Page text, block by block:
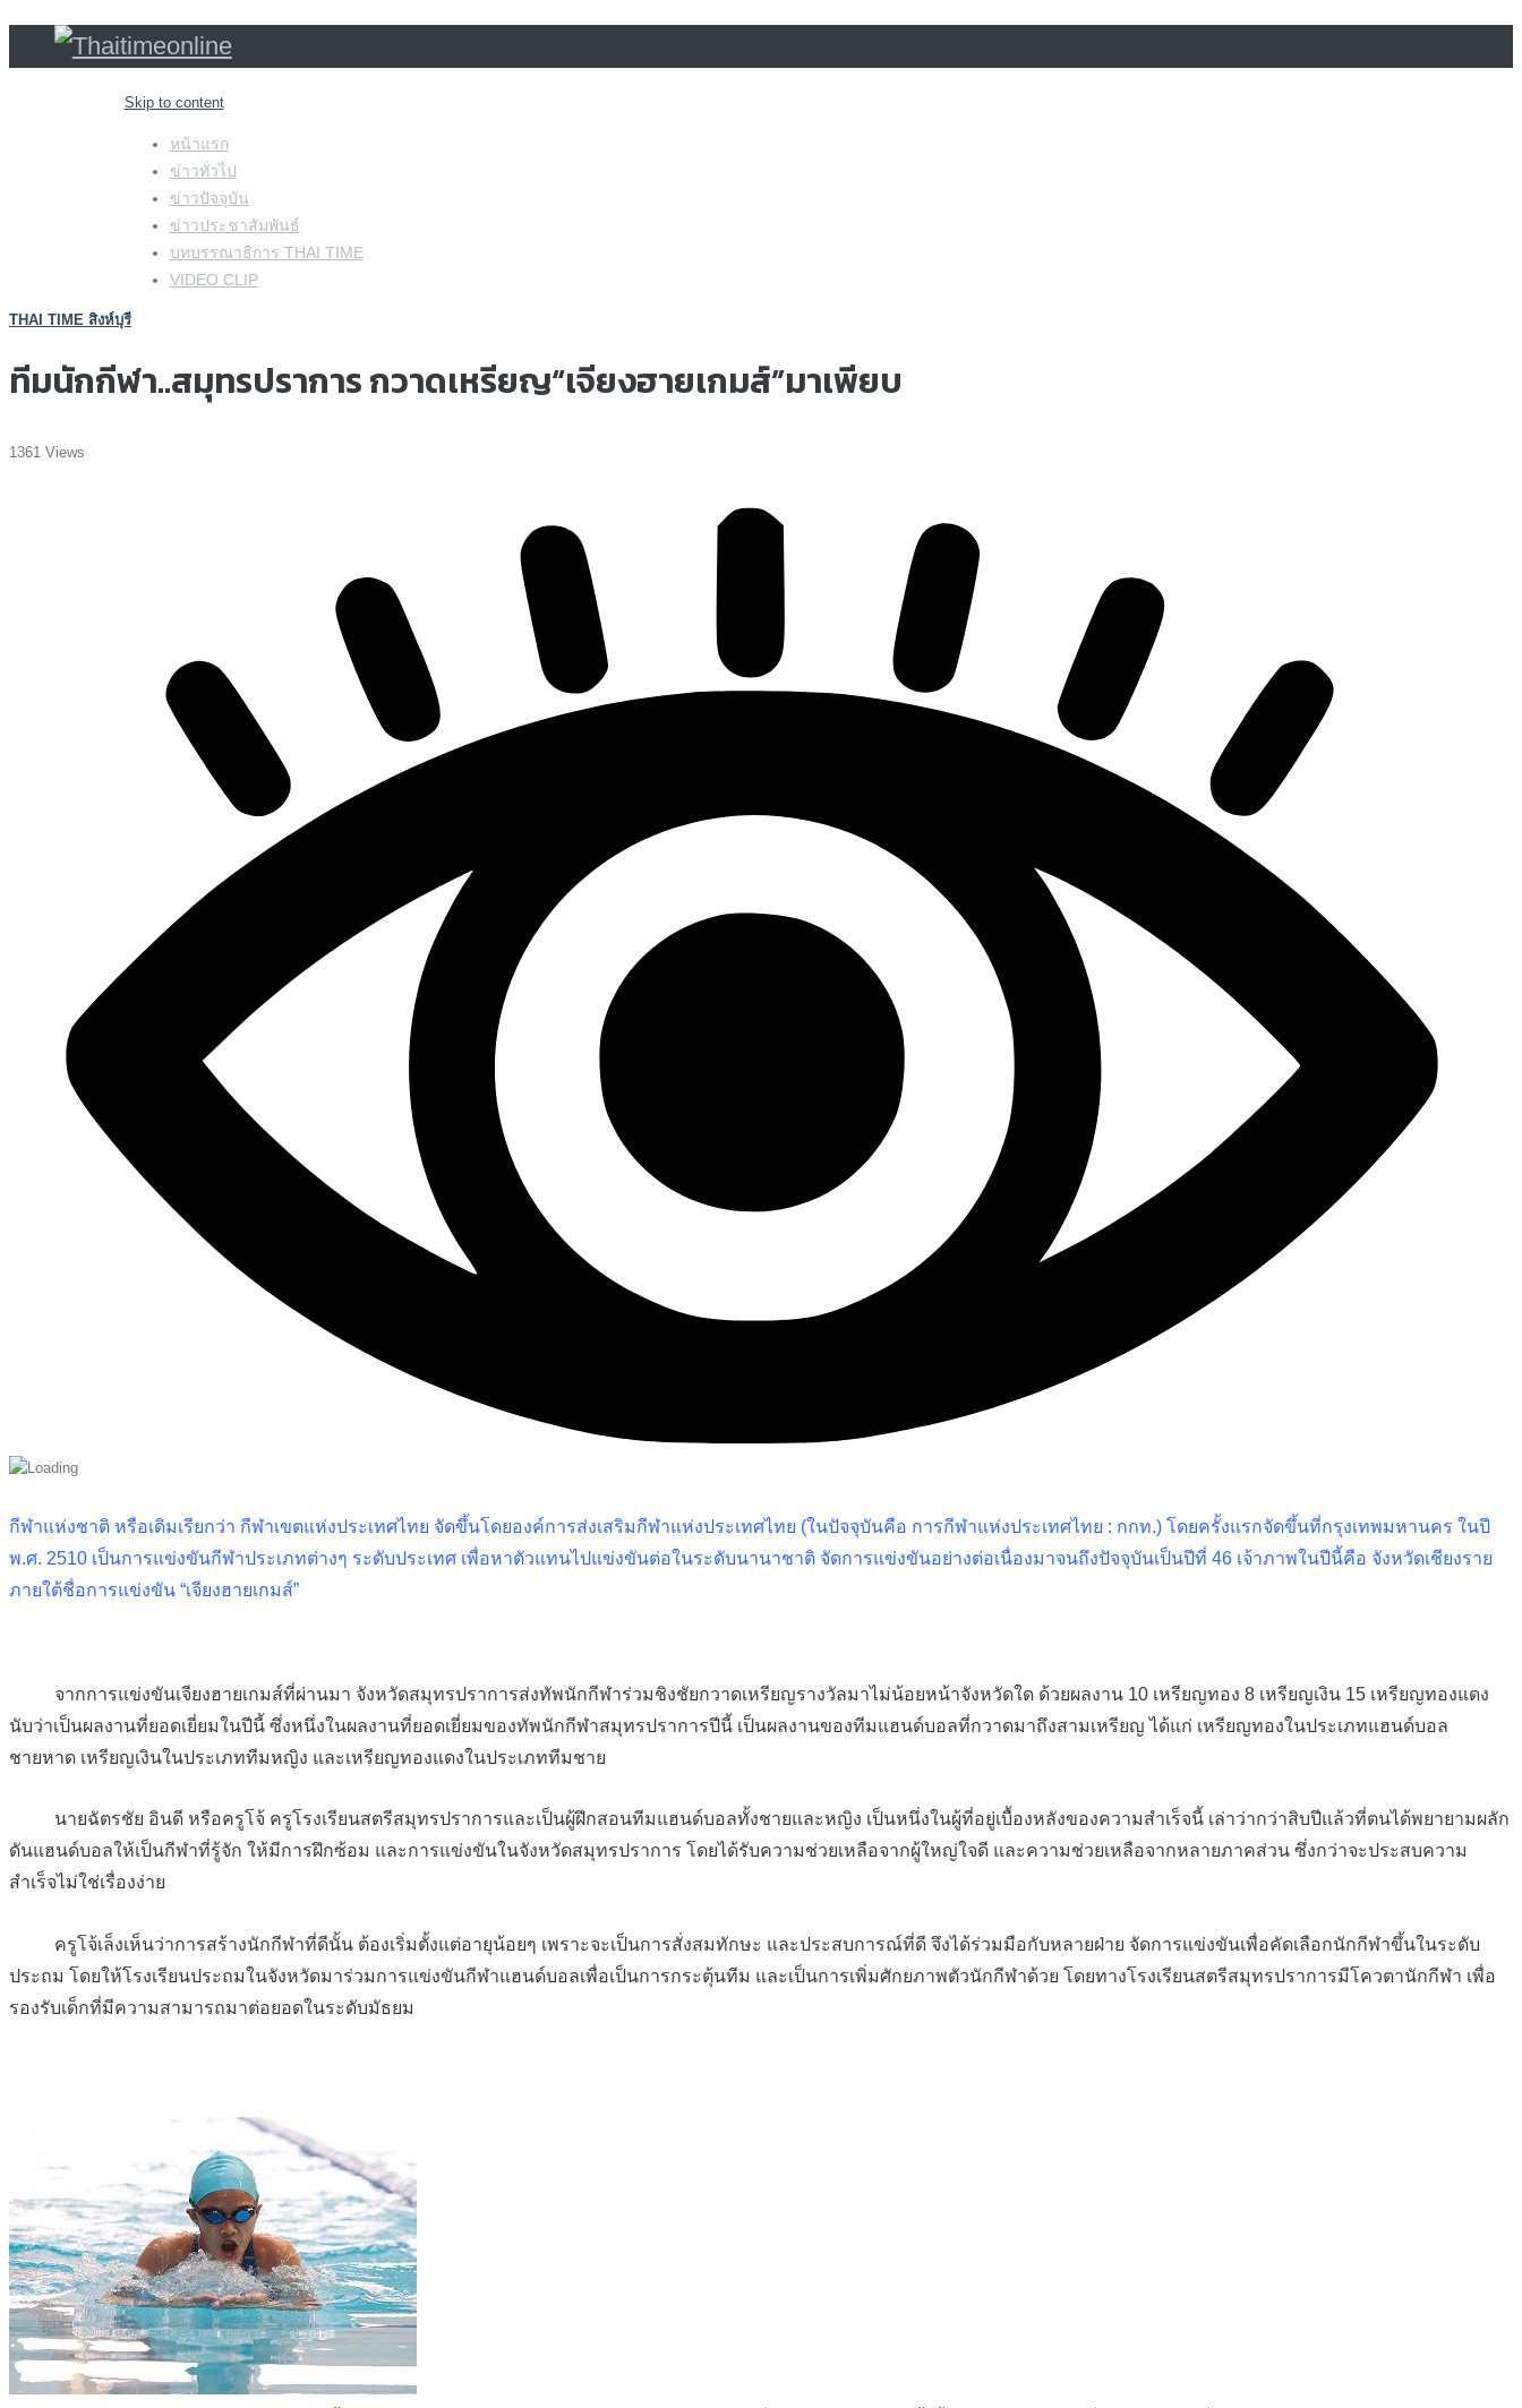
Skip to content
หน้าแรก
ข่าวทั่วไป
ข่าวปัจจุบัน
ข่าวประชาสัมพันธ์
บทบรรณาธิการ THAI TIME
VIDEO CLIP
THAI TIME สิงห์บุรี
ทีมนักกีฬา..สมุทรปราการ กวาดเหรียญ“เจียงฮายเกมส์”มาเพียบ
1361 Views
กีฬาแห่งชาติ หรือเดิมเรียกว่า กีฬาเขตแห่งประเทศไทย จัดขึ้นโดยองค์การส่งเสริมกีฬาแห่งประเทศไทย (ในปัจจุบันคือ การกีฬาแห่งประเทศไทย : กกท.) โดยครั้งแรกจัดขึ้นที่กรุงเทพมหานคร ในปี
พ.ศ. 2510 เป็นการแข่งขันกีฬาประเภทต่างๆ ระดับประเทศ เพื่อหาตัวแทนไปแข่งขันต่อในระดับนานาชาติ จัดการแข่งขันอย่างต่อเนื่องมาจนถึงปัจจุบันเป็นปีที่ 46 เจ้าภาพในปีนี้คือ จังหวัดเชียงราย
ภายใต้ชื่อการแข่งขัน “เจียงฮายเกมส์”
จากการแข่งขันเจียงฮายเกมส์ที่ผ่านมา จังหวัดสมุทรปราการส่งทัพนักกีฬาร่วมชิงชัยกวาดเหรียญรางวัลมาไม่น้อยหน้าจังหวัดใด ด้วยผลงาน 10 เหรียญทอง 8 เหรียญเงิน 15 เหรียญทองแดง
นับว่าเป็นผลงานที่ยอดเยี่ยมในปีนี้ ซึ่งหนึ่งในผลงานที่ยอดเยี่ยมของทัพนักกีฬาสมุทรปราการปีนี้ เป็นผลงานของทีมแฮนด์บอลที่กวาดมาถึงสามเหรียญ ได้แก่ เหรียญทองในประเภทแฮนด์บอล
ชายหาด เหรียญเงินในประเภททีมหญิง และเหรียญทองแดงในประเภททีมชาย
นายฉัตรชัย อินดี หรือครูโจ้ ครูโรงเรียนสตรีสมุทรปราการและเป็นผู้ฝึกสอนทีมแฮนด์บอลทั้งชายและหญิง เป็นหนึ่งในผู้ที่อยู่เบื้องหลังของความสำเร็จนี้ เล่าว่ากว่าสิบปีแล้วที่ตนได้พยายามผลัก
ดันแฮนด์บอลให้เป็นกีฬาที่รู้จัก ให้มีการฝึกซ้อม และการแข่งขันในจังหวัดสมุทรปราการ โดยได้รับความช่วยเหลือจากผู้ใหญ่ใจดี และความช่วยเหลือจากหลายภาคส่วน ซึ่งกว่าจะประสบความ
สำเร็จไม่ใช่เรื่องง่าย
ครูโจ้เล็งเห็นว่าการสร้างนักกีฬาที่ดีนั้น ต้องเริ่มตั้งแต่อายุน้อยๆ เพราะจะเป็นการสั่งสมทักษะ และประสบการณ์ที่ดี จึงได้ร่วมมือกับหลายฝ่าย จัดการแข่งขันเพื่อคัดเลือกนักกีฬาขึ้นในระดับ
ประถม โดยให้โรงเรียนประถมในจังหวัดมาร่วมการแข่งขันกีฬาแฮนด์บอลเพื่อเป็นการกระตุ้นทีม และเป็นการเพิ่มศักยภาพตัวนักกีฬาด้วย โดยทางโรงเรียนสตรีสมุทรปราการมีโควตานักกีฬา เพื่อ
รองรับเด็กที่มีความสามารถมาต่อยอดในระดับมัธยม